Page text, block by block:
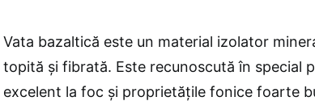
Vata bazaltică este un material izolator
topită și fibrată. Este recunoscută în special
excelent la foc și proprietățile fonice foarte